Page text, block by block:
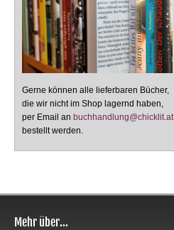
Gerne können alle lieferbaren Bücher,
die wir nicht im Shop lagernd haben,
per Email an buchhandlung@chicklit.at
bestellt werden.
Mehr über...